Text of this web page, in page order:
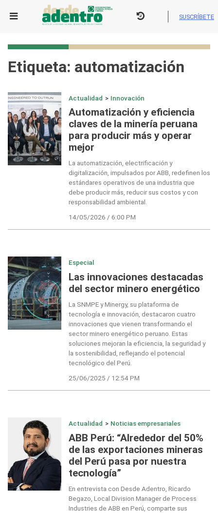
SUSCRÍBETE
Etiqueta: automatización
Actualidad > Innovación
Automatización y eficiencia
claves de la minería peruana
para producir más y operar
mejor
La automatización, electrificación y
digitalización, impulsados por ABB, redefinen los
estándares operativos de una industria que
debe producir más, reducir sus costos y con
responsabilidad ambiental.
14/05/2026 / 6:00 PM
Especial
Las innovaciones destacadas
del sector minero energético
La SNMPE y Minergy, su plataforma de
tecnología e innovación, destacaron cuatro
innovaciones que vienen transformando el
sector minero energético peruano. Estas
soluciones mejoran la eficiencia, la seguridad y
la sostenibilidad, reflejando el potencial
tecnológico del Perú.
25/06/2025 / 12:54 PM
Actualidad > Noticias empresariales
ABB Perú: “Alrededor del 50%
de las exportaciones mineras
del Perú pasa por nuestra
tecnología”
En entrevista con Desde Adentro, Ricardo
Begazo, Local Division Manager de Process
Industries de ABB en Perú, comparte sus